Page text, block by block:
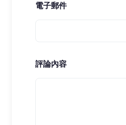
電子郵件
評論內容